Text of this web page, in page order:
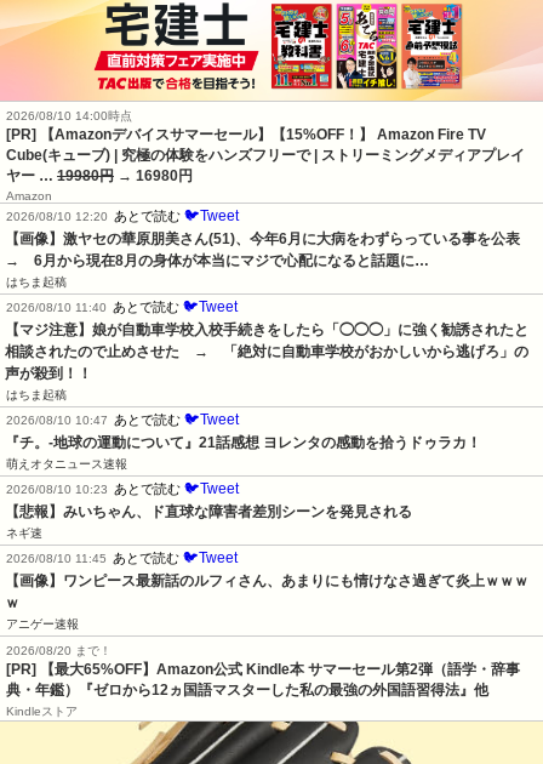
2026/08/10 14:00時点
[PR] 【Amazonデバイスサマーセール】【15%OFF！】 Amazon Fire TV
Cube(キューブ) | 究極の体験をハンズフリーで | ストリーミングメディアプレイ
ヤー … 19980円 → 16980円
Amazon
2026/08/10 12:20
あとで読む 🐦Tweet
【画像】激ヤセの華原朋美さん(51)、今年6月に大病をわずらっている事を公表
→　6月から現在8月の身体が本当にマジで心配になると話題に…
はちま起稿
2026/08/10 11:40
あとで読む 🐦Tweet
【マジ注意】娘が自動車学校入校手続きをしたら「◯◯◯」に強く勧誘されたと
相談されたので止めさせた　→　「絶対に自動車学校がおかしいから逃げろ」の
声が殺到！！
はちま起稿
2026/08/10 10:47
あとで読む 🐦Tweet
『チ。-地球の運動について』21話感想 ヨレンタの感動を拾うドゥラカ！
萌えオタニュース速報
2026/08/10 10:23
あとで読む 🐦Tweet
【悲報】みいちゃん、ド直球な障害者差別シーンを発見される
ネギ速
2026/08/10 11:45
あとで読む 🐦Tweet
【画像】ワンピース最新話のルフィさん、あまりにも情けなさ過ぎて炎上ｗｗｗ
ｗ
アニゲー速報
2026/08/20 まで！
[PR]
【最大65%OFF】Amazon公式 Kindle本 サマーセール第2弾（語学・辞事
典・年鑑）『ゼロから12ヵ国語マスターした私の最強の外国語習得法』他
Kindleストア